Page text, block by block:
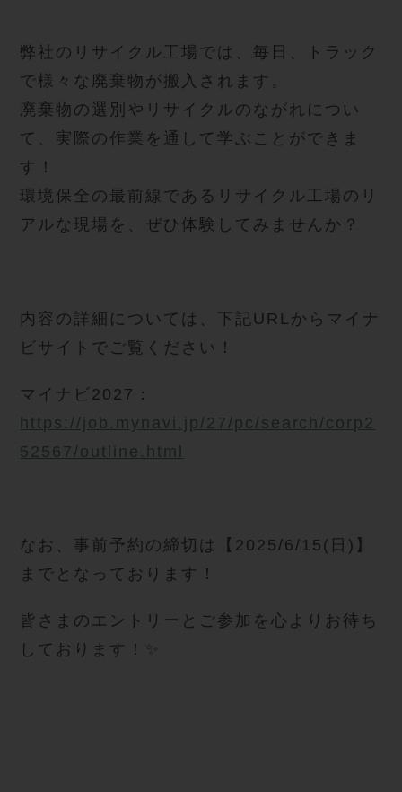
弊社のリサイクル工場では、毎日、トラック
で様々な廃棄物が搬入されます。
廃棄物の選別やリサイクルのながれについ
て、実際の作業を通して学ぶことができま
す！
環境保全の最前線であるリサイクル工場のリ
アルな現場を、ぜひ体験してみませんか？
内容の詳細については、下記URLからマイナ
ビサイトでご覧ください！
マイナビ2027：
https://job.mynavi.jp/27/pc/search/corp2
52567/outline.html
なお、事前予約の締切は【2025/6/15(日)】
までとなっております！
皆さまのエントリーとご参加を心よりお待ち
しております！✨